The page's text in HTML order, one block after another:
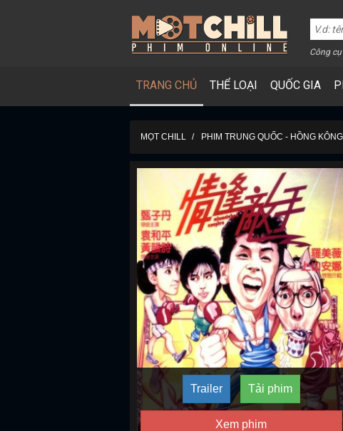
Công
TRANG CHỦ THỂ LOẠI QUỐC GIA
MỌT CHILL PHIM TRUNG QUỐC - HỒNG KÔNG
Trailer Tải phim
Xem phim